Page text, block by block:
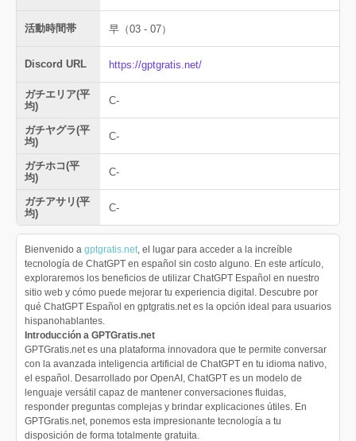
活動時間帯 早（03 - 07）
Discord URL https://gptgratis.net/
ガチエリア(平
均)
C-
ガチヤグラ(平
均)
C-
ガチホコ(平
均)
C-
ガチアサリ(平
均)
C-
Bienvenido a gptgratis.net, el lugar para acceder a la increíble
tecnología de ChatGPT en español sin costo alguno. En este artículo,
exploraremos los beneficios de utilizar ChatGPT Español en nuestro
sitio web y cómo puede mejorar tu experiencia digital. Descubre por
qué ChatGPT Español en gptgratis.net es la opción ideal para usuarios
hispanohablantes.
Introducción a GPTGratis.net
GPTGratis.net es una plataforma innovadora que te permite conversar
con la avanzada inteligencia artificial de ChatGPT en tu idioma nativo,
el español. Desarrollado por OpenAI, ChatGPT es un modelo de
lenguaje versátil capaz de mantener conversaciones fluidas,
responder preguntas complejas y brindar explicaciones útiles. En
GPTGratis.net, ponemos esta impresionante tecnología a tu
disposición de forma totalmente gratuita.